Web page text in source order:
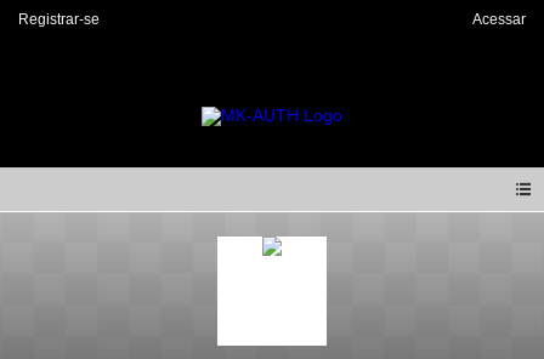
Registrar-se Acessar